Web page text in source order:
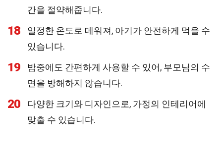
간을 절약해줍니다.
18
일정한 온도로 데워져, 아기가 안전하게 먹을 수
있습니다.
19
밤중에도 간편하게 사용할 수 있어, 부모님의 수
면을 방해하지 않습니다.
20
다양한 크기와 디자인으로, 가정의 인테리어에
맞출 수 있습니다.